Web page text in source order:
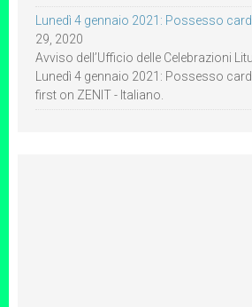
Lunedì 4 gennaio 2021: Possesso
29, 2020
Avviso dell’Ufficio delle Celebrazioni
Lunedì 4 gennaio 2021: Possesso
first on ZENIT - Italiano.